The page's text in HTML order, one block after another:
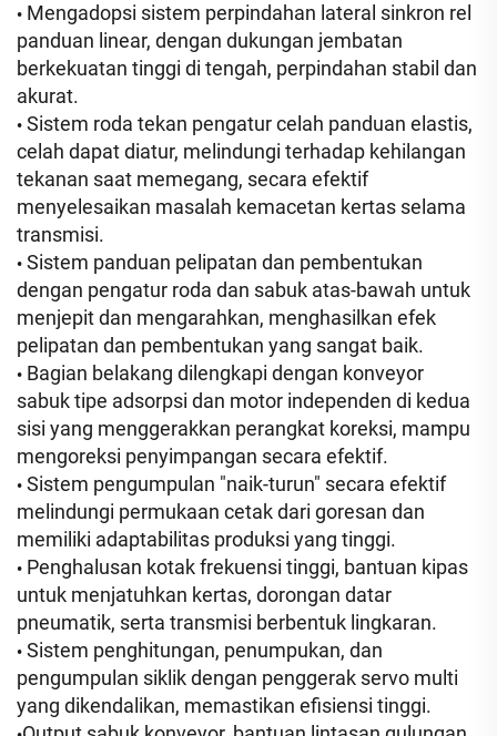
• Mengadopsi sistem perpindahan lateral sinkron rel
panduan linear, dengan dukungan jembatan
berkekuatan tinggi di tengah, perpindahan stabil dan
akurat.
• Sistem roda tekan pengatur celah panduan elastis,
celah dapat diatur, melindungi terhadap kehilangan
tekanan saat memegang, secara efektif
menyelesaikan masalah kemacetan kertas selama
transmisi.
• Sistem panduan pelipatan dan pembentukan
dengan pengatur roda dan sabuk atas-bawah untuk
menjepit dan mengarahkan, menghasilkan efek
pelipatan dan pembentukan yang sangat baik.
• Bagian belakang dilengkapi dengan konveyor
sabuk tipe adsorpsi dan motor independen di kedua
sisi yang menggerakkan perangkat koreksi, mampu
mengoreksi penyimpangan secara efektif.
• Sistem pengumpulan "naik-turun" secara efektif
melindungi permukaan cetak dari goresan dan
memiliki adaptabilitas produksi yang tinggi.
• Penghalusan kotak frekuensi tinggi, bantuan kipas
untuk menjatuhkan kertas, dorongan datar
pneumatik, serta transmisi berbentuk lingkaran.
• Sistem penghitungan, penumpukan, dan
pengumpulan siklik dengan penggerak servo multi
yang dikendalikan, memastikan efisiensi tinggi.